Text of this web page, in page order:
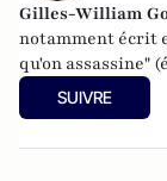
Gilles-William
notamment écrit
qu'on assassine"
résistance au
éditions de Passy).
SUIVRE